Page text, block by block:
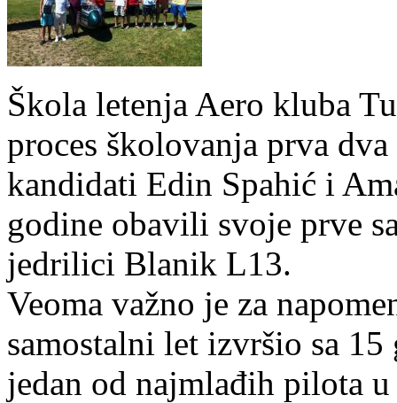
Škola letenja Aero kluba
proces školovanja prva
kandidati Edin Spahić i
godine obavili svoje prve
jedrilici Blanik L13.
Veoma važno je za
samostalni let izvršio sa
jedan od najmlađih pilota